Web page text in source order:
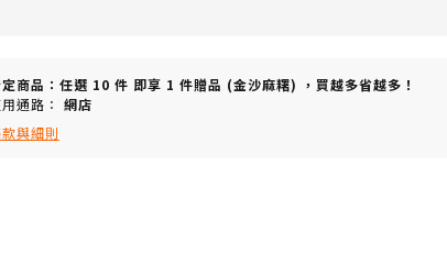
商品：任選 10 件 即享 1 件贈品 (金沙麻糬) ，買越多省越多！
通路： 網店
與細則